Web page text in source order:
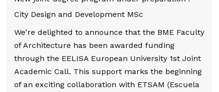
City Design and Development MSc
We're delighted to announce that the BME Faculty
of Architecture has been awarded funding
through the EELISA European University 1st Joint
Academic Call. This support marks the beginning
of an exciting collaboration with ETSAM (Escuela